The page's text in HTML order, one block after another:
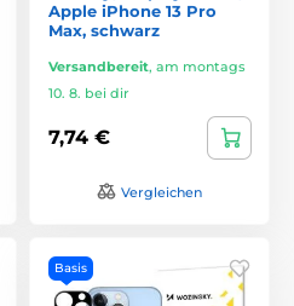
Apple iPhone 13 Pro
Max, schwarz
Versandbereit, am montags
10. 8. bei dir
7,74 €
Vergleichen
Basis